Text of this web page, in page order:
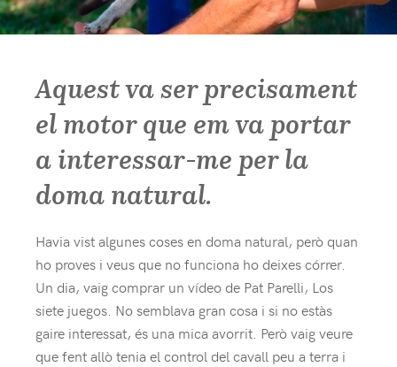
Aquest va ser precisament
el motor que em va portar
a interessar-me per la
doma natural.
Havia vist algunes coses en doma natural, però quan
ho proves i veus que no funciona ho deixes córrer.
Un dia, vaig comprar un vídeo de Pat Parelli, Los
siete juegos. No semblava gran cosa i si no estàs
gaire interessat, és una mica avorrit. Però vaig veure
que fent allò tenia el control del cavall peu a terra i